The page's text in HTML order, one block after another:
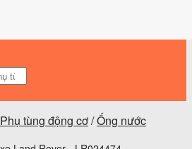
Phụ tùng động cơ/Ống nước